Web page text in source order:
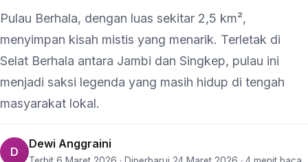
Pulau Berhala, dengan luas sekitar 2,5 km²,
menyimpan kisah mistis yang menarik. Terletak di
Selat Berhala antara Jambi dan Singkep, pulau ini
menjadi saksi legenda yang masih hidup di tengah
masyarakat lokal.
D
Dewi Anggraini